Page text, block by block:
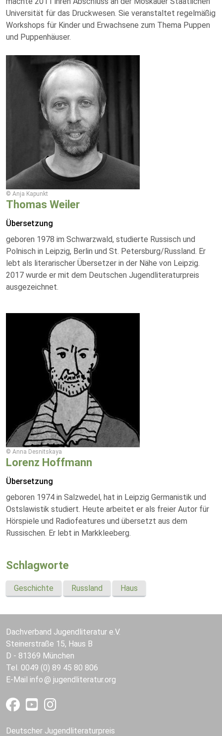
Universität für das Druckwesen. Sie veranstaltet regelmäßig
Workshops für Kinder und Erwachsene zum Thema Puppen
und Puppenhäuser.
© Anja Kapunkt
Thomas Weiler
Übersetzung
geboren 1978 im Schwarzwald, studierte Russisch und
Polnisch in Leipzig, Berlin und St. Petersburg/Russland. Er
lebt als literarischer Übersetzer in der Nähe von Leipzig.
2017 wurde er mit dem Deutschen Jugendliteraturpreis
ausgezeichnet.
© Anna Desnitskaya
Lorenz Hoffmann
Übersetzung
geboren 1974 in Salzwedel, hat in Leipzig Germanistik und
Ostslawistik studiert. Heute arbeitet er als freier Autor für
Hörspiele und Radiofeatures und übersetzt aus dem
Russischen. Er lebt in Markkleeberg.
Schlagworte
Geschichte Russland Haus
Dachverband Jugendliteratur e.V.
Steinerstraße 15, Haus B
D - 81369 München
Tel. 0049 (0) 89 45 80 806
E-Mail info jugendliteratur.org
Deutscher Jugendliteraturpreis